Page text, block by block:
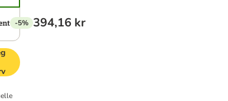
-5% 394,16 kr